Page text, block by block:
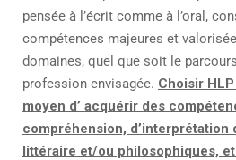
pensée à l’écrit comme à l’oral,
compétences majeures et
domaines, quel que soit le
profession envisagée. Choisir
moyen d’ acquérir des
compréhension, d’interprétation
littéraire et/ou philosophiques,